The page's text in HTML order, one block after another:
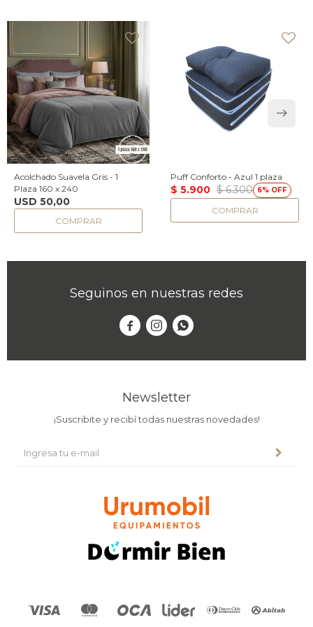
Acolchado Suavela Gris - 1
Plaza 160 x 240
USD 50,00
Puff Conforto - Azul 1 plaza
$ 5.900 $ 6.300 6
Seguinos en nuestras redes
  
Newsletter
¡Suscribite y recibí todas nuestras novedades!